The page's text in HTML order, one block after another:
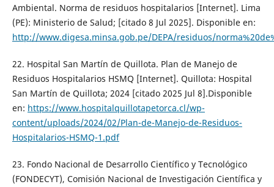
Ambiental. Norma de residuos hospitalarios [Internet]. Lima
(PE): Ministerio de Salud; [citado 8 Jul 2025]. Disponible en:
http://www.digesa.minsa.gob.pe/DEPA/residuos/
22. Hospital San Martín de Quillota. Plan de Manejo de
Residuos Hospitalarios HSMQ [Internet]. Quillota: Hospital
San Martín de Quillota; 2024 [citado 2025 Jul 8].Disponible
en: https://www.hospitalquillotapetorca.cl/wp-
content/uploads/2024/02/Plan-de-Manejo-de-Residuos-
Hospitalarios-HSMQ-1.pdf
23. Fondo Nacional de Desarrollo Científico y Tecnológico
(FONDECYT), Comisión Nacional de Investigación Científica y